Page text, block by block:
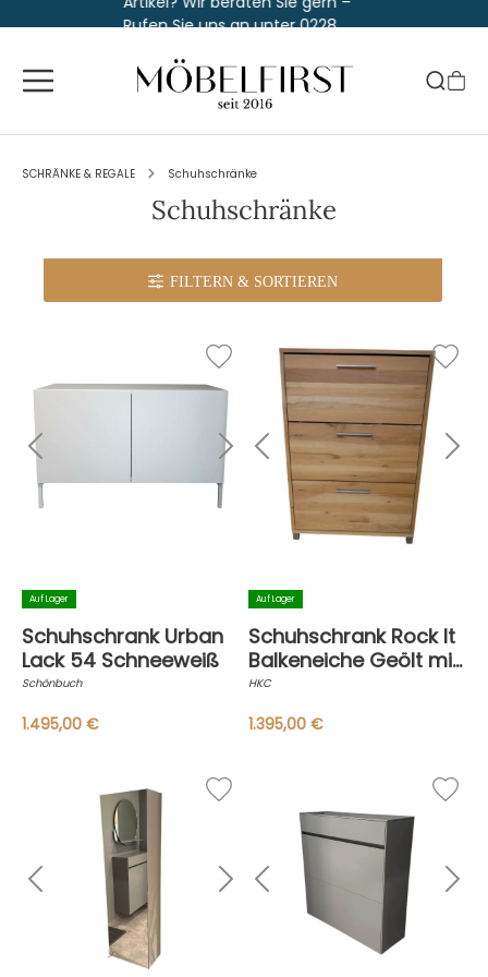
Rufen Sie uns an unter 0228
SCHRÄNKE & REGALE Schuhschränke
Schuhschränke
FILTERN & SORTIEREN
Auf Lager
Schuhschrank Urban
Lack 54 Schneeweiß
Schönbuch
1.495,00 €
Auf Lager
Schuhschrank Rock It
Balkeneiche Geölt mit
2 Wandpaneelen
HKC
1.395,00 €